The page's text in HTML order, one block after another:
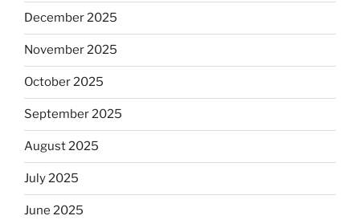
December 2025
November 2025
October 2025
September 2025
August 2025
July 2025
June 2025